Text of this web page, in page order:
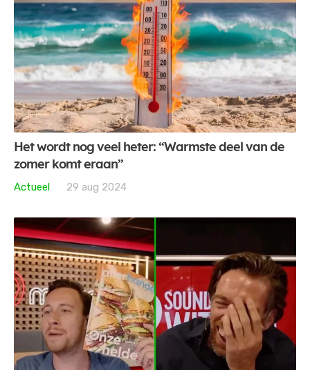
Het wordt nog veel heter: “Warmste deel van de
zomer komt eraan”
Actueel
29 aug 2024